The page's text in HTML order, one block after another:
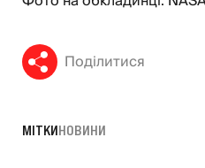
Поділитися
МІТКИНОВИНИ